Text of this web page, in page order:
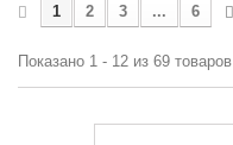
1 2 3 ... 6
Показано 1 - 12 из 69 товаров